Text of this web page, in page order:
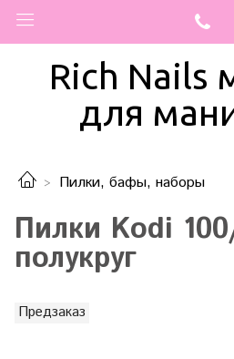
Rich Nails
для
Пилки, бафы, наборы
Пилки Kodi
полукруг
Предзаказ